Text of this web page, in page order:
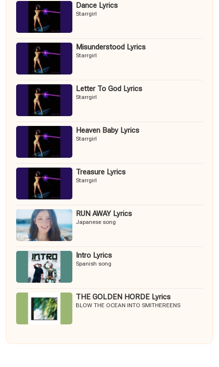
Dance Lyrics
Starrgirl
Misunderstood Lyrics
Starrgirl
Letter To God Lyrics
Starrgirl
Heaven Baby Lyrics
Starrgirl
Treasure Lyrics
Starrgirl
RUN AWAY Lyrics
Japanese song
Intro Lyrics
Spanish song
THE GOLDEN HORDE Lyrics
BLOW THE OCEAN INTO SMITHEREENS